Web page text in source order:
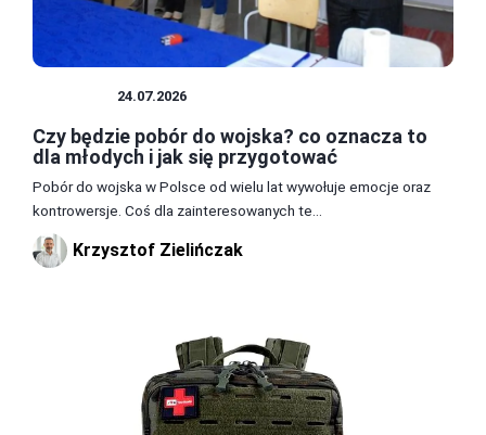
24.07.2026
Czy będzie pobór do wojska? co oznacza to
dla młodych i jak się przygotować
Pobór do wojska w Polsce od wielu lat wywołuje emocje oraz
kontrowersje. Coś dla zainteresowanych te...
Krzysztof Zielińczak